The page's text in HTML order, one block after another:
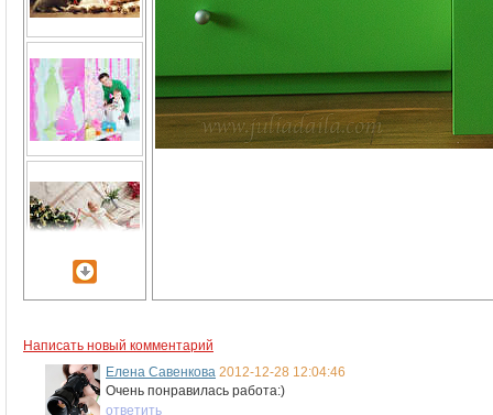
Написать новый комментарий
Елена Савенкова 2012-12-28 12:04:46
Очень понравилась работа:)
ответить